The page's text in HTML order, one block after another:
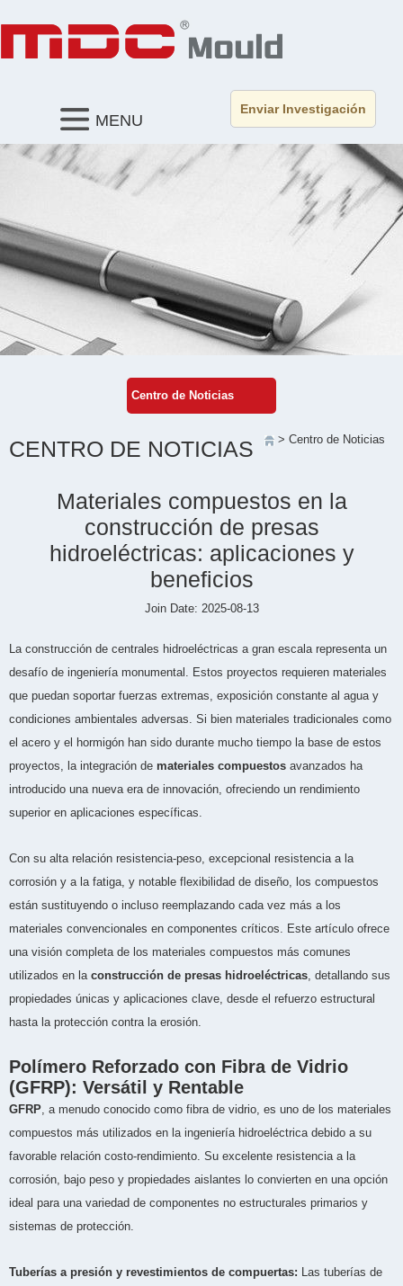
Enviar Investigación
MENU
Centro de Noticias
CENTRO DE NOTICIAS > Centro de Noticias
Materiales compuestos en la
construcción de presas
hidroeléctricas: aplicaciones y
beneficios
Join Date: 2025-08-13
La construcción de centrales hidroeléctricas a gran escala representa un
desafío de ingeniería monumental. Estos proyectos requieren materiales
que puedan soportar fuerzas extremas, exposición constante al agua y
condiciones ambientales adversas. Si bien materiales tradicionales como
el acero y el hormigón han sido durante mucho tiempo la base de estos
proyectos, la integración de materiales compuestos avanzados ha
introducido una nueva era de innovación, ofreciendo un rendimiento
superior en aplicaciones específicas.
Con su alta relación resistencia-peso, excepcional resistencia a la
corrosión y a la fatiga, y notable flexibilidad de diseño, los compuestos
están sustituyendo o incluso reemplazando cada vez más a los
materiales convencionales en componentes críticos. Este artículo ofrece
una visión completa de los materiales compuestos más comunes
utilizados en la construcción de presas hidroeléctricas, detallando sus
propiedades únicas y aplicaciones clave, desde el refuerzo estructural
hasta la protección contra la erosión.
Polímero Reforzado con Fibra de Vidrio
(GFRP): Versátil y Rentable
GFRP, a menudo conocido como fibra de vidrio, es uno de los materiales
compuestos más utilizados en la ingeniería hidroeléctrica debido a su
favorable relación costo-rendimiento. Su excelente resistencia a la
corrosión, bajo peso y propiedades aislantes lo convierten en una opción
ideal para una variedad de componentes no estructurales primarios y
sistemas de protección.
Tuberías a presión y revestimientos de compuertas: Las tuberías de